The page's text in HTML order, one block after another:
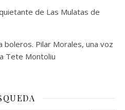
de Las Mulatas de
boleros. Pilar Morales, una voz
Tete Montoliu